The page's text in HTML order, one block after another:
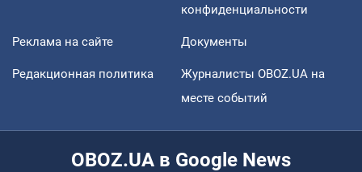
конфиденциальности
Реклама на сайте Документы
Редакционная политика
Журналисты OBOZ.UA на
месте событий
OBOZ.UA в Google News